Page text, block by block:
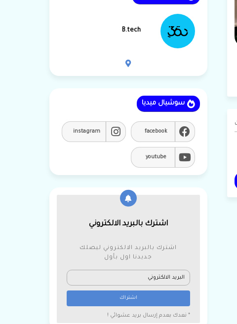
B.tech
سوشيال ميديا
facebook
instagram
youtube
اشترك بالبريد الالكتروني
اشترك بالبريد الالكتروني ليصلك
جديدنا اول بأول
* نعدك بعدم إرسال بريد عشوائي !